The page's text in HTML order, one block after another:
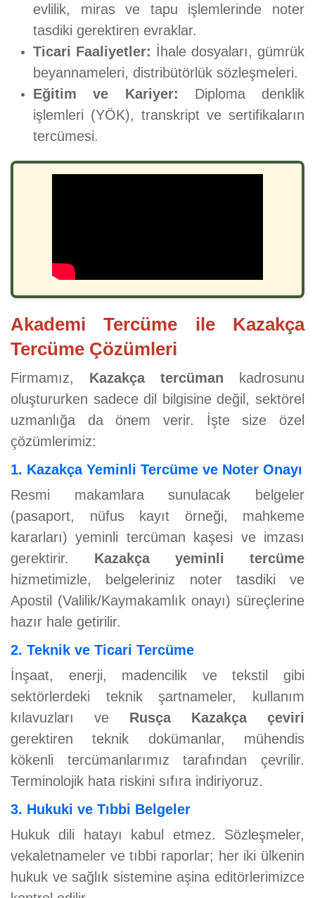
evlilik, miras ve tapu işlemlerinde noter
tasdiki gerektiren evraklar.
Ticari Faaliyetler: İhale dosyaları, gümrük
beyannameleri, distribütörlük sözleşmeleri.
Eğitim ve Kariyer: Diploma denklik
işlemleri (YÖK), transkript ve sertifikaların
tercümesi.
Akademi Tercüme ile Kazakça
Tercüme Çözümleri
Firmamız, Kazakça tercüman kadrosunu
oluştururken sadece dil bilgisine değil, sektörel
uzmanlığa da önem verir. İşte size özel
çözümlerimiz:
1. Kazakça Yeminli Tercüme ve Noter Onayı
Resmi makamlara sunulacak belgeler
(pasaport, nüfus kayıt örneği, mahkeme
kararları) yeminli tercüman kaşesi ve imzası
gerektirir. Kazakça yeminli tercüme
hizmetimizle, belgeleriniz noter tasdiki ve
Apostil (Valilik/Kaymakamlık onayı) süreçlerine
hazır hale getirilir.
2. Teknik ve Ticari Tercüme
İnşaat, enerji, madencilik ve tekstil gibi
sektörlerdeki teknik şartnameler, kullanım
kılavuzları ve Rusça Kazakça çeviri
gerektiren teknik dokümanlar, mühendis
kökenli tercümanlarımız tarafından çevrilir.
Terminolojik hata riskini sıfıra indiriyoruz.
3. Hukuki ve Tıbbi Belgeler
Hukuk dili hatayı kabul etmez. Sözleşmeler,
vekaletnameler ve tıbbi raporlar; her iki ülkenin
hukuk ve sağlık sistemine aşina editörlerimizce